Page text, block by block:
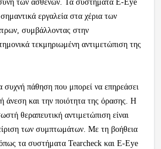
των ασθενών. Τα συστήματα E-Eye
εργαλεία στα χέρια των
συμβάλλοντας στην
τεκμηριωμένη αντιμετώπιση της
συχνή πάθηση που μπορεί να επηρεάσει
άνεση και την ποιότητα της όρασης. Η
θεραπευτική αντιμετώπιση είναι
των συμπτωμάτων. Με τη βοήθεια
τα συστήματα Tearcheck και E-Eye